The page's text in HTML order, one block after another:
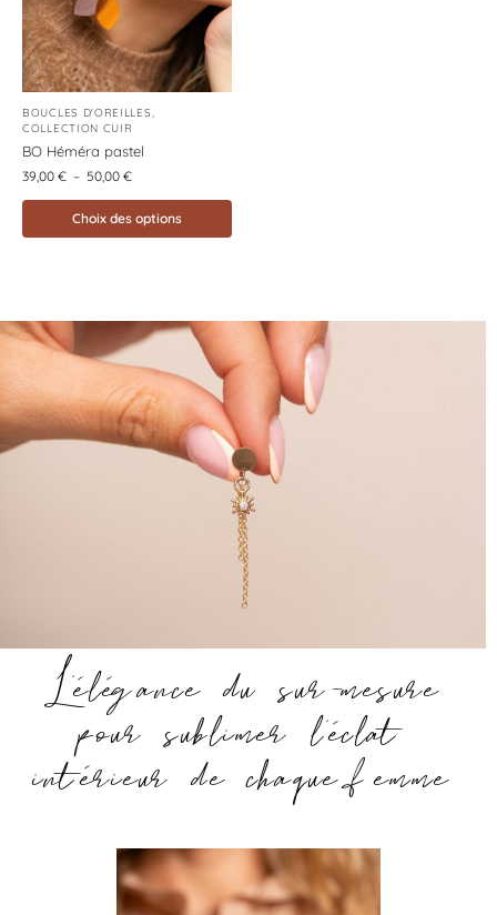
BOUCLES D'OREILLES,
COLLECTION CUIR
BO Héméra pastel
39,00 € – 50,00 €
Choix des options
L’élégance du sur-mesure
pour sublimer l’éclat
intérieur de chaque femme